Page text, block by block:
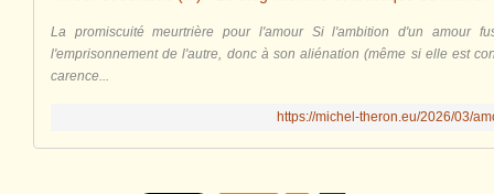
La promiscuité meurtrière pour l'amour Si l'ambition d'un amour
l'emprisonnement de l'autre, donc à son aliénation (même si elle est
carence...
https://michel-theron.eu/2026/03/